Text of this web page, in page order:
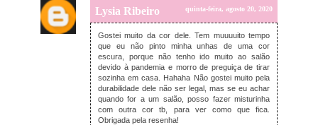
Lysia Ribeiro quinta-feira, agosto 20, 2020
Gostei muito da cor dele. Tem muuuuito tempo
que eu não pinto minha unhas de uma cor
escura, porque não tenho ido muito ao salão
devido à pandemia e morro de preguiça de tirar
sozinha em casa. Hahaha Não gostei muito pela
durabilidade dele não ser legal, mas se eu achar
quando for a um salão, posso fazer misturinha
com outra cor tb, para ver como que fica.
Obrigada pela resenha!